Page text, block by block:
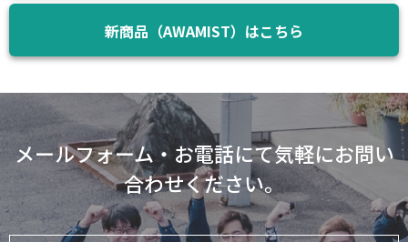
新商品（AWAMIST）はこちら
メールフォーム・お電話にて気軽にお問い
合わせください。